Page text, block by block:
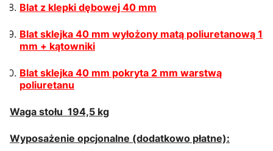
Blat z klepki dębowej 40 mm
Blat sklejka 40 mm wyłożony matą poliuretanową 1
mm + kątowniki
Blat sklejka 40 mm pokryta 2 mm warstwą
poliuretanu
Waga stołu 194,5 kg
Wyposażenie opcjonalne (dodatkowo płatne):